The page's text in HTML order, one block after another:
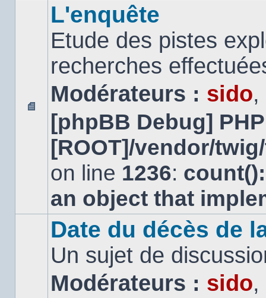
Aucun
message
non
L'enquête
Etude des pistes
recherches
Modérateurs : sido,
[phpBB Debug]
[ROOT]/vendor/
on line 1236:
an object that
Date du décès de
Un sujet de
Modérateurs : sido,